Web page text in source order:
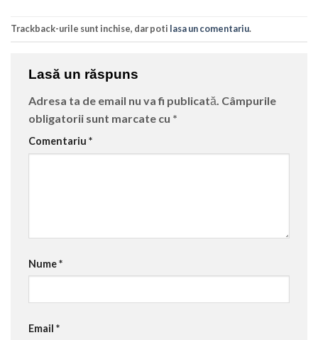
Trackback-urile sunt inchise, dar poti lasa un comentariu.
Lasă un răspuns
Adresa ta de email nu va fi publicată. Câmpurile
obligatorii sunt marcate cu *
Comentariu *
Nume*
Email *